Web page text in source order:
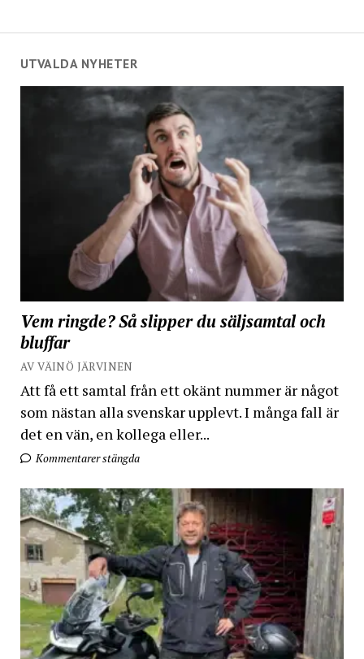
UTVALDA NYHETER
Vem ringde? Så slipper du säljsamtal och
bluffar
AV VÄINÖ JÄRVINEN
Att få ett samtal från ett okänt nummer är något
som nästan alla svenskar upplevt. I många fall är
det en vän, en kollega eller...
Kommentarer stängda